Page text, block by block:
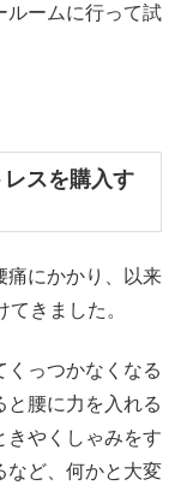
ルームに行って試
スを購入す
痛にかかり、以来
きました。
くっつかなくなる
と腰に力を入れる
きやくしゃみをす
など、何かと大変